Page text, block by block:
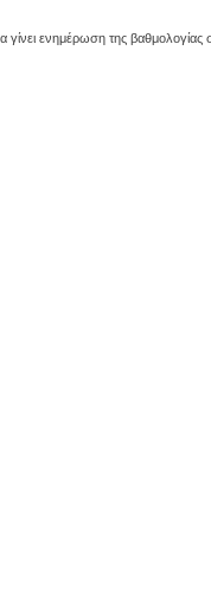
ενημέρωση της βαθμολογίας